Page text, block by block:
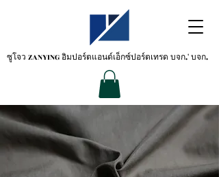
ซูโจว ZANYINGอิมปอร์ตแอนด์เอ็กซ์ปอร์ตเทรด บจก.' บจก.